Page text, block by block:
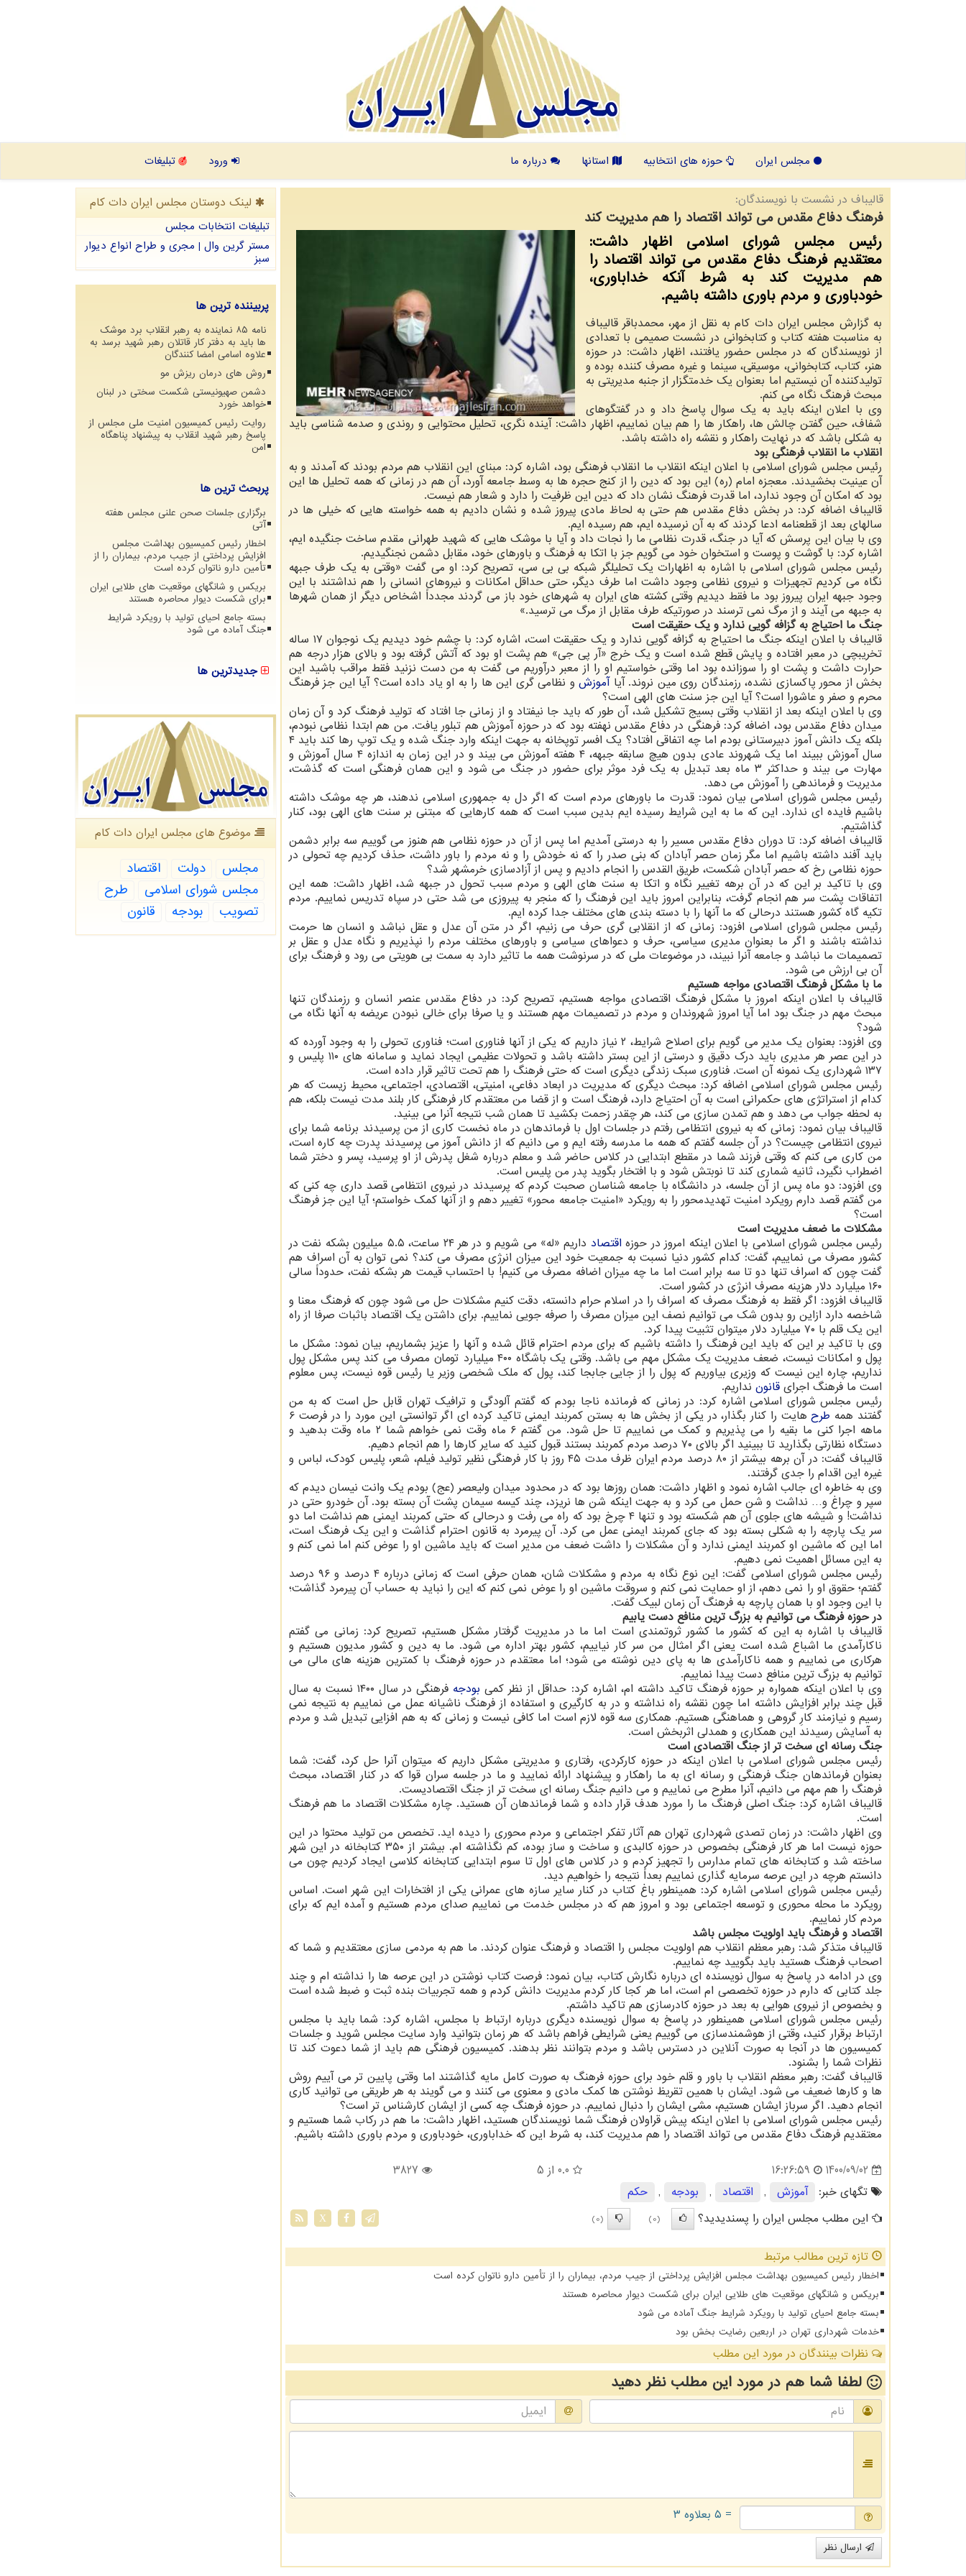
مجلس ایران حوزه های انتخابیه استانها درباره ما ورود تبلیغات
قالیباف در نشست با نویسندگان:
فرهنگ دفاع مقدس می تواند اقتصاد را هم مدیریت کند
رئیس مجلس شورای اسلامی اظهار داشت:
معتقدیم فرهنگ دفاع مقدس می تواند اقتصاد را
هم مدیریت کند به شرط آنکه خداباوری،
خودباوری و مردم باوری داشته باشیم.
به گزارش مجلس ایران دات کام به نقل از مهر، محمدباقر قالیباف
به مناسبت هفته کتاب و کتابخوانی در نشست صمیمی با تعدادی
از نویسندگان که در مجلس حضور یافتند، اظهار داشت: در حوزه
هنر، کتاب، کتابخوانی، موسیقی، سینما و غیره مصرف کننده بوده و
تولیدکننده آن نیستیم اما بعنوان یک خدمتگزار از جنبه مدیریتی به
مبحث فرهنگ نگاه می کنم.
وی با اعلان اینکه باید به یک سوال پاسخ داد و در گفتگوهای
شفاف، حین گفتن چالش ها، راهکار ها را هم بیان نماییم، اظهار داشت: آینده نگری، تحلیل محتوایی و روندی و صدمه شناسی باید
به شکلی باشد که در نهایت راهکار و نقشه راه داشته باشد.
انقلاب ما انقلاب فرهنگی بود
رئیس مجلس شورای اسلامی با اعلان اینکه انقلاب ما انقلاب فرهنگی بود، اشاره کرد: مبنای این انقلاب هم مردم بودند که آمدند و به
آن عینیت بخشیدند. معجزه امام (ره) این بود که دین را از کنج حجره ها به وسط جامعه آورد، آن هم در زمانی که همه تحلیل ها این
بود که امکان آن وجود ندارد، اما قدرت فرهنگ نشان داد که دین این ظرفیت را دارد و شعار هم نیست.
قالیباف اضافه کرد: در بخش دفاع مقدس هم حتی به لحاظ مادی پیروز شده و نشان دادیم به همه خواسته هایی که خیلی ها در
سالهای بعد از قطعنامه ادعا کردند که به آن نرسیده ایم، هم رسیده ایم.
وی با بیان این پرسش که آیا در جنگ، قدرت نظامی ما را نجات داد و آیا با موشک هایی که شهید طهرانی مقدم ساخت جنگیده ایم،
اشاره کرد: با گوشت و پوست و استخوان خود می گویم جز با اتکا به فرهنگ و باورهای خود، مقابل دشمن نجنگیدیم.
رئیس مجلس شورای اسلامی با اشاره به اظهارات یک تحلیلگر شبکه بی بی سی، تصریح کرد: او می گفت «وقتی به یک طرف جبهه
نگاه می کردیم تجهیزات و نیروی نظامی وجود داشت اما طرف دیگر، حتی حداقل امکانات و نیروهای انسانی را هم نداشتند با این
وجود جبهه ایران پیروز بود ما فقط دیدیم وقتی کشته های ایران به شهرهای خود باز می گردند مجدداً اشخاص دیگر از همان شهرها
به جبهه می آیند و از مرگ نمی ترسند در صورتیکه طرف مقابل از مرگ می ترسید.»
جنگ ما احتیاج به گزافه گویی ندارد و یک حقیقت است
قالیباف با اعلان اینکه جنگ ما احتیاج به گزافه گویی ندارد و یک حقیقت است، اشاره کرد: با چشم خود دیدیم یک نوجوان ۱۷ ساله
تخریبچی در معبر افتاده و پایش قطع شده است و یک خرج «آر پی جی» هم پشت او بود که آتش گرفته بود و بالای هزار درجه هم
حرارت داشت و پشت او را سوزانده بود اما وقتی خواستیم او را از معبر درآوریم می گفت به من دست نزنید فقط مراقب باشید این
بخش از محور پاکسازی نشده، رزمندگان روی مین نروند. آیاآموزشو نظامی گری این ها را به او یاد داده است؟ آیا این جز فرهنگ
محرم و صفر و عاشورا است؟ آیا این جز سنت های الهی است؟
وی با اعلان اینکه بعد از انقلاب وقتی بسیج تشکیل شد، آن طور که باید جا نیفتاد و از زمانی جا افتاد که تولید فرهنگ کرد و آن زمان
میدان دفاع مقدس بود، اضافه کرد: فرهنگی در دفاع مقدس نهفته بود که در حوزه آموزش هم تبلور یافت. من هم ابتدا نظامی نبودم،
بلکه یک دانش آموز دبیرستانی بودم اما چه اتفاقی افتاد؟ یک افسر توپخانه به جهت اینکه وارد جنگ شده و یک توپ رها کند باید ۴
سال آموزش ببیند اما یک شهروند عادی بدون هیچ سابقه جبهه، ۴ هفته آموزش می بیند و در این زمان به اندازه ۴ سال آموزش و
مهارت می بیند و حداکثر ۳ ماه بعد تبدیل به یک فرد موثر برای حضور در جنگ می شود و این همان فرهنگی است که گذشت،
مدیریت و فرماندهی را آموزش می دهد.
رئیس مجلس شورای اسلامی بیان نمود: قدرت ما باورهای مردم است که اگر دل به جمهوری اسلامی ندهند، هر چه موشک داشته
باشیم فایده ای ندارد. این که ما به این شرایط رسیده ایم بدین سبب است که همه کارهایی که مبتنی بر سنت های الهی بود، کنار
گذاشتیم.
قالیباف اضافه کرد: تا دوران دفاع مقدس مسیر را به درستی آمدیم اما پس از آن در حوزه نظامی هم هنوز می گوییم سه برابر دشمن
باید آفند داشته باشیم اما مگر زمان حصر آبادان که بنی صدر را که نه خودش را و نه مردم را باور داشت، حذف کردیم چه تحولی در
حوزه نظامی رخ که حصر آبادان شکست، طریق القدس را انجام دادیم و پس از آزادسازی خرمشهر شد؟
وی با تاکید بر این که در آن برهه تغییر نگاه و اتکا به سنت های الهی و مردم سبب تحول در جبهه شد، اظهار داشت: همه این
اتفاقات پشت سر هم انجام گرفت، بنابراین امروز باید این فرهنگ را که منجر به پیروزی می شد حتی در سپاه تدریس نماییم. مردم
تکیه گاه کشور هستند درحالی که ما آنها را با دسته بندی های مختلف جدا کرده ایم.
رئیس مجلس شورای اسلامی افزود: زمانی که از انقلابی گری حرف می زنیم، اگر در متن آن عدل و عقل نباشد و انسان ها حرمت
نداشته باشند و اگر ما بعنوان مدیری سیاسی، حرف و دعواهای سیاسی و باورهای مختلف مردم را نپذیریم و نگاه عدل و عقل بر
تصمیمات ما نباشد و جامعه آنرا نبیند، در موضوعات ملی که در سرنوشت همه ما تاثیر دارد به سمت بی هویتی می رود و فرهنگ برای
آن بی ارزش می شود.
ما با مشکل فرهنگ اقتصادی مواجه هستیم
قالیباف با اعلان اینکه امروز با مشکل فرهنگ اقتصادی مواجه هستیم، تصریح کرد: در دفاع مقدس عنصر انسان و رزمندگان تنها
مبحث مهم در جنگ بود اما آیا امروز شهروندان و مردم در تصمیمات مهم هستند و یا صرفا برای خالی نبودن عریضه به آنها نگاه می
شود؟
وی افزود: بعنوان یک مدیر می گویم برای اصلاح شرایط، ۲ نیاز داریم که یکی از آنها فناوری است؛ فناوری تحولی را به وجود آورده که
در این عصر هر مدیری باید درک دقیق و درستی از این بستر داشته باشد و تحولات عظیمی ایجاد نماید و سامانه های ۱۱۰ پلیس و
۱۳۷ شهرداری یک نمونه آن است. فناوری سبک زندگی دیگری است که حتی فرهنگ را هم تحت تاثیر قرار داده است.
رئیس مجلس شورای اسلامی اضافه کرد: مبحث دیگری که مدیریت در ابعاد دفاعی، امنیتی، اقتصادی، اجتماعی، محیط زیست که هر
کدام از استراتژی های حکمرانی است به آن احتیاج دارد، فرهنگ است و از قضا من معتقدم کار فرهنگی کار بلند مدت نیست بلکه، هم
به لحظه جواب می دهد و هم تمدن سازی می کند، هر چقدر زحمت بکشید تا همان شب نتیجه آنرا می بینید.
قالیباف بیان نمود: زمانی که به نیروی انتظامی رفتم در جلسات اول با فرماندهان در ماه نخست کاری از من پرسیدند برنامه شما برای
نیروی انتظامی چیست؟ در آن جلسه گفتم که همه ما مدرسه رفته ایم و می دانیم که از دانش آموز می پرسیدند پدرت چه کاره است،
من کاری می کنم که وقتی فرزند شما در مقطع ابتدایی در کلاس حاضر شد و معلم درباره شغل پدرش از او پرسید، پسر و دختر شما
اضطراب نگیرد، ثانیه شماری کند تا نوبتش شود و با افتخار بگوید پدر من پلیس است.
وی افزود: دو ماه پس از آن جلسه، در دانشگاه با جامعه شناسان صحبت کردم که پرسیدند در نیروی انتظامی قصد داری چه کنی که
من گفتم قصد دارم رویکرد امنیت تهدیدمحور را به رویکرد «امنیت جامعه محور» تغییر دهم و از آنها کمک خواستم؛ آیا این جز فرهنگ
است؟
مشکلات ما ضعف مدیریت است
رئیس مجلس شورای اسلامی با اعلان اینکه امروز در حوزه اقتصاد
داریم «له» می شویم و در هر ۲۴ ساعت، ۵.۵ میلیون بشکه نفت در
کشور مصرف می نماییم، گفت: کدام کشور دنیا نسبت به جمعیت خود این میزان انرژی مصرف می کند؟ نمی توان به آن اسراف هم
گفت چون که اسراف تنها دو تا سه برابر است اما ما چه میزان اضافه مصرف می کنیم! با احتساب قیمت هر بشکه نفت، حدوداً سالی
۱۶۰ میلیارد دلار هزینه مصرف انرژی در کشور است.
قالیباف افزود: اگر فقط به فرهنگ مصرف که اسراف را در اسلام حرام دانسته، دقت کنیم مشکلات حل می شود چون که فرهنگ معنا و
شاخصه دارد ازاین رو بدون شک می توانیم نصف این میزان مصرف را صرفه جویی نماییم. برای داشتن یک اقتصاد باثبات صرفا از راه
این یک قلم با ۷۰ میلیارد دلار میتوان تثبیت پیدا کرد.
وی با تاکید بر این که باید این فرهنگ را داشته باشیم که برای مردم احترام قائل شده و آنها را عزیز بشماریم، بیان نمود: مشکل ما
پول و امکانات نیست، ضعف مدیریت یک مشکل مهم می باشد. وقتی یک باشگاه ۴۰۰ میلیارد تومان مصرف می کند پس مشکل پول
نداریم، چاره این نیست که وزیری بیاوریم که پول را از جایی جابجا کند، پول که ملک شخصی وزیر یا رئیس قوه نیست، پس معلوم
است ما فرهنگ اجرای قانون نداریم.
رئیس مجلس شورای اسلامی اشاره کرد: در زمانی که فرمانده ناجا بودم که گفتم آلودگی و ترافیک تهران قابل حل است که به من
گفتند همه طرح
هایت را کنار بگذار، در یکی از بخش ها به بستن کمربند ایمنی تاکید کرده ای اگر توانستی این مورد را در فرصت ۶
ماهه اجرا کنی ما بقیه را می پذیریم و کمک می نماییم تا حل شود. من گفتم ۶ ماه وقت نمی خواهم شما ۲ ماه وقت بدهید و
دستگاه نظارتی بگذارید تا ببینید اگر بالای ۷۰ درصد مردم کمربند بستند قبول کنید که سایر کارها را هم انجام دهیم.
قالیباف گفت: در آن برهه بیشتر از ۸۰ درصد مردم ایران ظرف مدت ۴۵ روز با کار فرهنگی نظیر تولید فیلم، شعر، پلیس کودک، لباس و
غیره این اقدام را جدی گرفتند.
وی به خاطره ای جالب اشاره نمود و اظهار داشت: همان روزها بود که در محدود میدان ولیعصر (عج) بودم یک وانت نیسان دیدم که
سپر و چراغ و… نداشت و شن حمل می کرد و به جهت اینکه شن ها نریزد، چند کیسه سیمان پشت آن بسته بود. آن خودرو حتی در
نداشت! و شیشه های جلوی آن هم شکسته بود و تنها ۴ چرخ بود که راه می رفت و درحالی که حتی کمربند ایمنی هم نداشت اما دو
سر یک پارچه را به شکلی بسته بود که جای کمربند ایمنی عمل می کرد. آن پیرمرد به قانون احترام گذاشت و این یک فرهنگ است،
اما این که ماشین او کمربند ایمنی ندارد و آن مشکلات را داشت ضعف من مدیر است که باید ماشین او را عوض کنم اما نمی کنم و
به این مسائل اهمیت نمی دهیم.
رئیس مجلس شورای اسلامی گفت: این نوع نگاه به مردم و مشکلات شان، همان حرفی است که زمانی درباره ۴ درصد و ۹۶ درصد
گفتم؛ حقوق او را نمی دهم، از او حمایت نمی کنم و سروقت ماشین او را عوض نمی کنم که این را نباید به حساب آن پیرمرد گذاشت؛
با این وجود او با همان پارچه به فرهنگ آن زمان لبیک گفت.
در حوزه فرهنگ می توانیم به بزرگ ترین منافع دست یابیم
قالیباف با اشاره به این که کشور ما کشور ثروتمندی است اما ما در مدیریت گرفتار مشکل هستیم، تصریح کرد: زمانی می گفتم
ناکارآمدی ما اشباع شده است یعنی اگر امثال من سر کار نیاییم، کشور بهتر اداره می شود. ما به دین و کشور مدیون هستیم و
هرکاری می نماییم و همه ناکارآمدی ها به پای دین نوشته می شود؛ اما معتقدم در حوزه فرهنگ با کمترین هزینه های مالی می
توانیم به بزرگ ترین منافع دست پیدا نماییم.
وی با اعلان اینکه همواره بر حوزه فرهنگ تاکید داشته ام، اشاره کرد: حداقل از نظر کمی بودجه
فرهنگی در سال ۱۴۰۰ نسبت به سال
قبل چند برابر افزایش داشته اما چون نقشه راه نداشته و در به کارگیری و استفاده از فرهنگ ناشیانه عمل می نماییم به نتیجه نمی
رسیم و نیازمند کارِ گروهی و هماهنگی هستیم. همکاری سه قوه لازم است اما کافی نیست و زمانی که به هم افزایی تبدیل شد و مردم
به آسایش رسیدند این همکاری و همدلی اثربخش است.
جنگ رسانه ای سخت تر از جنگ اقتصادی است
رئیس مجلس شورای اسلامی با اعلان اینکه در حوزه کارکردی، رفتاری و مدیریتی مشکل داریم که میتوان آنرا حل کرد، گفت: شما
بعنوان فرماندهان جنگ فرهنگی و رسانه ای به ما راهکار و پیشنهاد ارائه نمایید و ما در جلسه سران قوا که در کنار اقتصاد، مبحث
فرهنگ را هم مهم می دانیم، آنرا مطرح می نماییم و می دانیم جنگ رسانه ای سخت تر از جنگ اقتصادیست.
قالیباف اشاره کرد: جنگ اصلی فرهنگ ما را مورد هدف قرار داده و شما فرماندهان آن هستید. چاره مشکلات اقتصاد ما هم فرهنگ
است.
وی اظهار داشت: در زمان تصدی شهرداری تهران هم آثار تفکر اجتماعی و مردم محوری را دیده اید. تخصص من تولید محتوا در این
حوزه نیست اما هر کار فرهنگی بخصوص در حوزه کالبدی و ساخت و ساز بوده، کم نگذاشته ام. بیشتر از ۳۵۰ کتابخانه در این شهر
ساخته شد و کتابخانه های تمام مدارس را تجهیز کردم و در کلاس های اول تا سوم ابتدایی کتابخانه کلاسی ایجاد کردیم چون می
دانستم هرچه در این عرصه سرمایه گذاری نماییم بعداً نتیجه را خواهیم دید.
رئیس مجلس شورای اسلامی اشاره کرد: همینطور باغ کتاب در کنار سایر سازه های عمرانی یکی از افتخارات این شهر است. اساس
رویکرد ما محله محوری و توسعه اجتماعی بود و امروز هم که در مجلس خدمت می نماییم صدای مردم هستیم و آمده ایم که برای
مردم کار نماییم.
اقتصاد و فرهنگ باید اولویت مجلس باشد
قالیباف متذکر شد: رهبر معظم انقلاب هم اولویت مجلس را اقتصاد و فرهنگ عنوان کردند. ما هم به مردمی سازی معتقدیم و شما که
اصحاب فرهنگ هستید باید بگویید چه نماییم.
وی در ادامه در پاسخ به سوال نویسنده ای درباره نگارش کتاب، بیان نمود: فرصت کتاب نوشتن در این عرصه ها را نداشته ام و چند
جلد کتابی که دارم در حوزه تخصصی ام است، اما هر کجا کار کردم مدیریت دانش کردم و همه تجربیات بنده ثبت و ضبط شده است
و بخصوص از نیروی هوایی به بعد در حوزه کادرسازی هم تاکید داشتم.
رئیس مجلس شورای اسلامی همینطور در پاسخ به سوال نویسنده دیگری درباره ارتباط با مجلس، اشاره کرد: شما باید با مجلس
ارتباط برقرار کنید، وقتی از هوشمندسازی می گوییم یعنی شرایطی فراهم باشد که هر زمان بتوانید وارد سایت مجلس شوید و جلسات
کمیسیون ها در آنجا به صورت آنلاین در دسترس باشد و مردم بتوانند نظر بدهند. کمیسیون فرهنگی هم باید از شما دعوت کند تا
نظرات شما را بشنود.
قالیباف گفت: رهبر معظم انقلاب با باور و قلم خود برای حوزه فرهنگ به صورت کامل مایه گذاشتند اما وقتی پایین تر می آییم روش
ها و کارها ضعیف می شود. ایشان با همین تقریظ نوشتن ها کمک مادی و معنوی می کنند و می گویند به هر طریقی می توانید کاری
انجام دهید. اگر سرباز ایشان هستیم، مشی ایشان را دنبال نماییم. در حوزه فرهنگ چه کسی از ایشان کارشناس تر است؟
رئیس مجلس شورای اسلامی با اعلان اینکه پیش قراولان فرهنگ شما نویسندگان هستید، اظهار داشت: ما هم در رکاب شما هستیم و
معتقدیم فرهنگ دفاع مقدس می تواند اقتصاد را هم مدیریت کند، به شرط این که خداباوری، خودباوری و مردم باوری داشته باشیم.
1400/09/02
16:26:59
0.0 از 5
3827
تگهای خبر:
آموزش , اقتصاد , بودجه ,
حكم
این مطلب مجلس ایران را پسندیدید؟
(0)
(0)
X
تازه ترین مطالب مرتبط
اخطار رئیس کمیسیون بهداشت مجلس افزایش پرداختی از جیب مردم، بیماران را از تأمین دارو ناتوان کرده است
بریکس و شانگهای موقعیت های طلایی ایران برای شکست دیوار محاصره هستند
بسته جامع احیای تولید با رویکرد شرایط جنگ آماده می شود
خدمات شهرداری تهران در اربعین رضایت بخش بود
نظرات بینندگان در مورد این مطلب
لطفا شما هم در مورد این مطلب نظر دهید
= ۵ بعلاوه ۳
ارسال نظر
لینک دوستان مجلس ایران دات كام
تبلیغات انتخابات مجلس
مستر گرین وال | مجری و طراح انواع دیوار
سبز
پربیننده ترین ها
نامه ۸۵ نماینده به رهبر انقلاب برد موشک
ها باید به دفتر کار قاتلان رهبر شهید برسد به
علاوه اسامی امضا کنندگان
روش های درمان ریزش مو
دشمن صهیونیستی شکست سختی در لبنان
خواهد خورد
روایت رئیس کمیسیون امنیت ملی مجلس از
پاسخ رهبر شهید انقلاب به پیشنهاد پناهگاه
امن
پربحث ترین ها
برگزاری جلسات صحن علنی مجلس هفته
آتی
اخطار رئیس کمیسیون بهداشت مجلس
افزایش پرداختی از جیب مردم، بیماران را از
تأمین دارو ناتوان کرده است
بریکس و شانگهای موقعیت های طلایی ایران
برای شکست دیوار محاصره هستند
بسته جامع احیای تولید با رویکرد شرایط
جنگ آماده می شود
جدیدترین ها
موضوع های مجلس ایران دات كام
مجلس دولت
اقتصاد
مجلس شورای اسلامی
طرح
تصویب
بودجه قانون